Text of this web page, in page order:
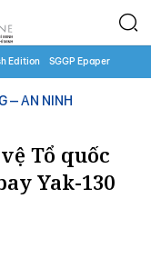
Edition SGGP Epaper
– AN NINH
Tổ quốc
Yak-130